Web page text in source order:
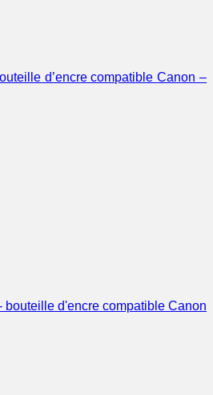
d’encre compatible Canon –